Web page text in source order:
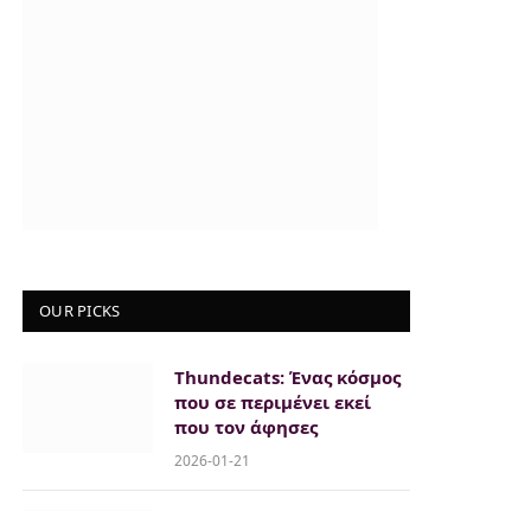
OUR PICKS
Thundecats: Ένας κόσμος
που σε περιμένει εκεί
που τον άφησες
2026-01-21